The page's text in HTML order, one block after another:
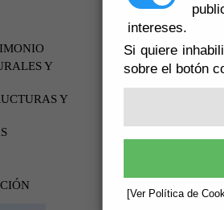
intereses.
Si quiere
sobre el botón
[Ver Política de
Y
Y